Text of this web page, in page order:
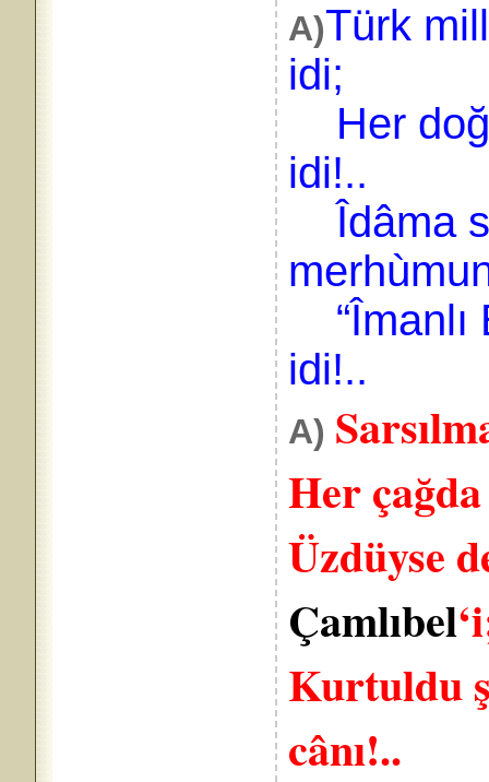
A)Türk
idi;
Her
idi!..
Îdâma
“Îmanlı
idi!..
A)
Her
Üzdüyse
Çamlıbel
Kurtuldu
cânı!..